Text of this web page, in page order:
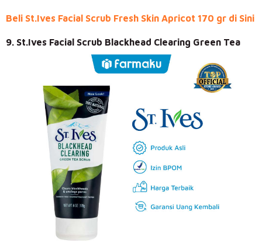
Beli St.Ives Facial Scrub Fresh Skin Apricot 170 gr di Sini
9. St.Ives Facial Scrub Blackhead Clearing Green Tea